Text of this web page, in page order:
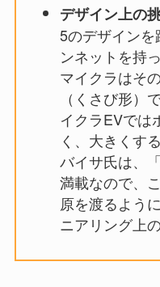
デザイン上の
5のデザイン
ンネットを持
マイクラはそ
（くさび形）
イクラEVでは
く、大きくす
バイサ氏は、
満載なので、
原を渡るよう
ニアリング上